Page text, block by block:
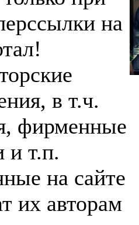
на
в т.ч.
фирменные
и т.п.
на сайте
их авторам